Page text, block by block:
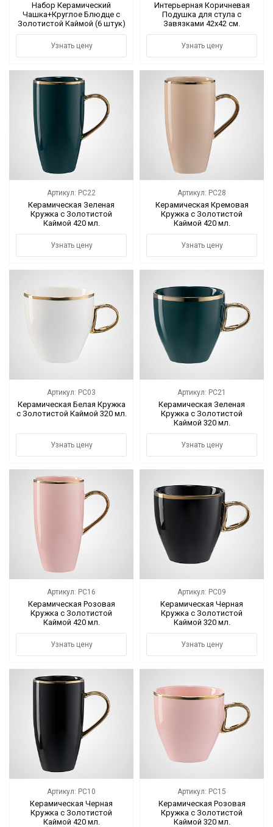
Набор Керамический
Чашка+Круглое Блюдце с
Золотистой Каймой (6 штук)
Черный
Узнать цену
Интерьерная Коричневая
Подушка для стула с
Завязками 42х42 см.
Узнать цену
Артикул: PC22
Керамическая Зеленая
Кружка с Золотистой
Каймой 420 мл.
Узнать цену
Артикул: PC28
Керамическая Кремовая
Кружка с Золотистой
Каймой 420 мл.
Узнать цену
Артикул: PC03
Керамическая Белая Кружка
с Золотистой Каймой 320 мл.
Узнать цену
Артикул: PC21
Керамическая Зеленая
Кружка с Золотистой
Каймой 320 мл.
Узнать цену
Артикул: PC16
Керамическая Розовая
Кружка с Золотистой
Каймой 420 мл.
Узнать цену
Артикул: PC09
Керамическая Черная
Кружка с Золотистой
Каймой 320 мл.
Узнать цену
Артикул: PC10
Керамическая Черная
Кружка с Золотистой
Каймой 420 мл.
Артикул: PC15
Керамическая Розовая
Кружка с Золотистой
Каймой 320 мл.